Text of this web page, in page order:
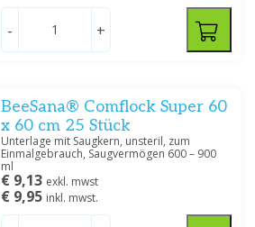
- +
BeeSana® Comflock Super 60
x 60 cm 25 Stück
Unterlage mit Saugkern, unsteril, zum
Einmalgebrauch, Saugvermögen 600 – 900
ml
€ 9,13 exkl. mwst
€ 9,95 inkl. mwst.